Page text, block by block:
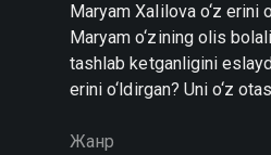
Maryam Xalilova o‘z erini
Maryam o‘zining olis
tashlab ketganligini
erini o‘ldirgan? Uni o‘z
Жанр